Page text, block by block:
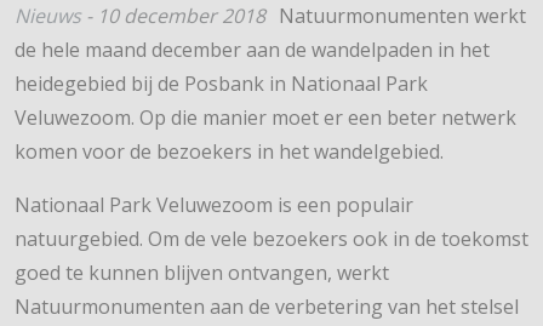
Nieuws - 10 december 2018 Natuurmonumenten werkt
de hele maand december aan de wandelpaden in het
heidegebied bij de Posbank in Nationaal Park
Veluwezoom. Op die manier moet er een beter netwerk
komen voor de bezoekers in het wandelgebied.
Nationaal Park Veluwezoom is een populair
natuurgebied. Om de vele bezoekers ook in de toekomst
goed te kunnen blijven ontvangen, werkt
Natuurmonumenten aan de verbetering van het stelsel